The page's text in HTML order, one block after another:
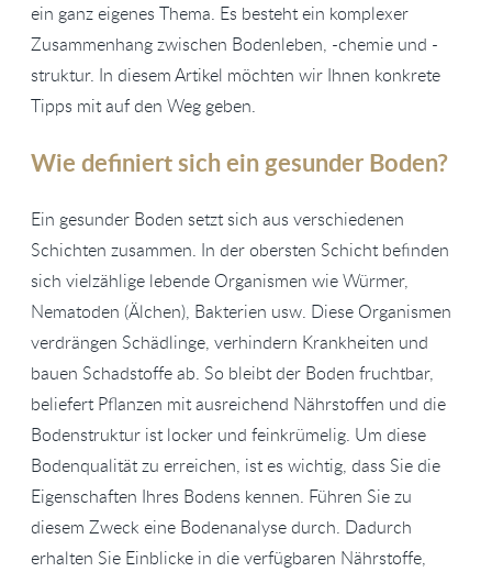
ein ganz eigenes Thema. Es besteht ein komplexer
Zusammenhang zwischen Bodenleben, -chemie und -
struktur. In diesem Artikel möchten wir Ihnen konkrete
Tipps mit auf den Weg geben.
Wie definiert sich ein gesunder Boden?
Ein gesunder Boden setzt sich aus verschiedenen
Schichten zusammen. In der obersten Schicht befinden
sich vielzählige lebende Organismen wie Würmer,
Nematoden (Älchen), Bakterien usw. Diese Organismen
verdrängen Schädlinge, verhindern Krankheiten und
bauen Schadstoffe ab. So bleibt der Boden fruchtbar,
beliefert Pflanzen mit ausreichend Nährstoffen und die
Bodenstruktur ist locker und feinkrümelig. Um diese
Bodenqualität zu erreichen, ist es wichtig, dass Sie die
Eigenschaften Ihres Bodens kennen. Führen Sie zu
diesem Zweck eine Bodenanalyse durch. Dadurch
erhalten Sie Einblicke in die verfügbaren Nährstoffe,